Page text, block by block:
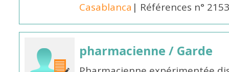
Casablanca | Références n°
pharmacienne / Garde